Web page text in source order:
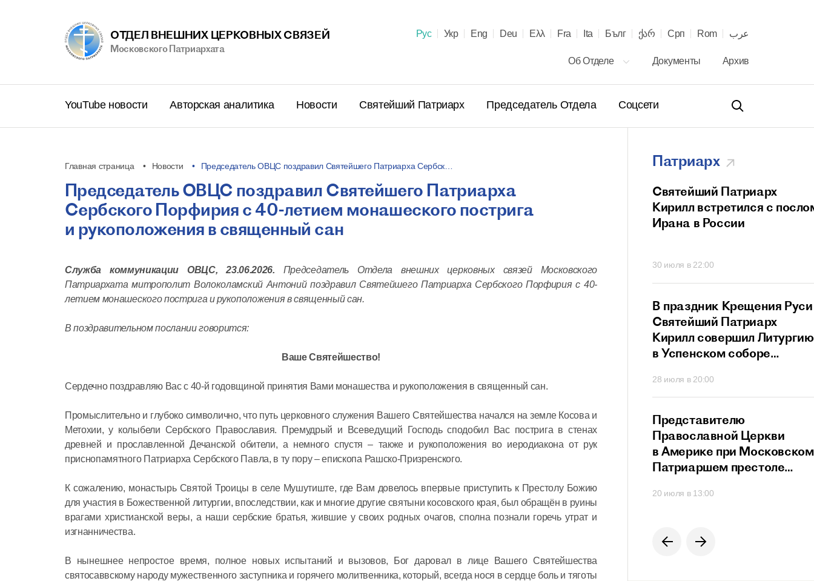
ОТДЕЛ ВНЕШНИХ ЦЕРКОВНЫХ СВЯЗЕЙ
Московского Патриархата
Рус Укр Eng Deu Ελλ Fra Ita Бълг ქარ Срп Rom عرب
Об Отделе Документы Архив
YouTube новости Авторская аналитика Новости Святейший Патриарх Председатель Отдела Соцсети
Главная страница Новости Председатель ОВЦС поздравил Святейшего Патриарха Сербск…
Председатель ОВЦС поздравил Святейшего Патриарха
Сербского Порфирия с 40-летием монашеского пострига
и рукоположения в священный сан
Служба коммуникации ОВЦС, 23.06.2026. Председатель Отдела внешних церковных связей Московского
Патриархата митрополит Волоколамский Антоний поздравил Святейшего Патриарха Сербского Порфирия с 40-
летием монашеского пострига и рукоположения в священный сан.
В поздравительном послании говорится:
Ваше Святейшество!
Сердечно поздравляю Вас с 40-й годовщиной принятия Вами монашества и рукоположения в священный сан.
Промыслительно и глубоко символично, что путь церковного служения Вашего Святейшества начался на земле Косова и
Метохии, у колыбели Сербского Православия. Премудрый и Всеведущий Господь сподобил Вас пострига в стенах
древней и прославленной Дечанской обители, а немного спустя – также и рукоположения во иеродиакона от рук
приснопамятного Патриарха Сербского Павла, в ту пору – епископа Рашско-Призренского.
К сожалению, монастырь Святой Троицы в селе Мушутиште, где Вам довелось впервые приступить к Престолу Божию
для участия в Божественной литургии, впоследствии, как и многие другие святыни косовского края, был обращён в руины
врагами христианской веры, а наши сербские братья, жившие у своих родных очагов, сполна познали горечь утрат и
изгнанничества.
В нынешнее непростое время, полное новых испытаний и вызовов, Бог даровал в лице Вашего Святейшества
святосаввскому народу мужественного заступника и горячего молитвенника, который, всегда нося в сердце боль и тяготы
Патриарх
Поздравление Святейшего
Патриарха Кирилла
Предстоятелю Сербской
пострига и рукоположения
в священный сан
23 июня в 10:00
российских
проживающих за рубежом
Святейший Патриарх
Кирилл возглавил работу
заседания Высшего
16 июня в 11:30
Святейший Патриарх
Кирилл встретился с
Ирана в России
30 июля в 22:00
В праздник Крещения Руси
Святейший Патриарх
Кирилл совершил Литургию
в Успенском соборе
28 июля в 20:00
Представителю
Православной Церкви
в Америке при Московском
Патриаршем престоле
Сергия Радонежского
20 июля в 13:00